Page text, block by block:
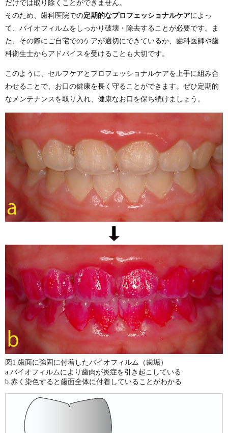
だけでは取り除くことができません。
そのため、歯科医院での定期的なプロフェッショナルケアによっ
て、バイオフィルムをしっかり破壊・除去することが必要です。ま
た、その際にご自宅でのケアが適切にできているか、歯科医師や歯
科衛生士からアドバイスを受けることも大切です。
このように、セルフケアとプロフェッショナルケアを上手に組み合
わせることで、お口の健康を長く守ることができます。ぜひ定期的
なメンテナンスを取り入れ、健康なお口を保ち続けましょう。
図1 歯面に強固に付着したバイオフィルム（歯垢）
a.バイオフィルムにより歯肉が炎症を引き起こしている
b.赤く染色すると歯面全体に付着していることがわかる